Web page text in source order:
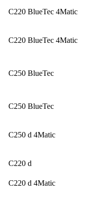
C220 BlueTec 4Matic
C220 BlueTec 4Matic
C250 BlueTec
C250 BlueTec
C250 d 4Matic
C220 d
C220 d 4Matic